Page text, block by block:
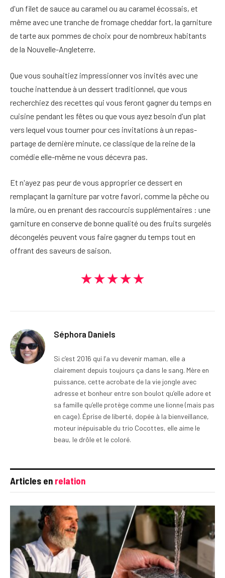
d'un filet de sauce au caramel ou au caramel écossais, et
même avec une tranche de fromage cheddar fort, la garniture
de tarte aux pommes de choix pour de nombreux habitants
de la Nouvelle-Angleterre.
Que vous souhaitiez impressionner vos invités avec une
touche inattendue à un dessert traditionnel, que vous
recherchiez des recettes qui vous feront gagner du temps en
cuisine pendant les fêtes ou que vous ayez besoin d'un plat
vers lequel vous tourner pour ces invitations à un repas-
partage de dernière minute, ce classique de la reine de la
comédie elle-même ne vous décevra pas.
Et n'ayez pas peur de vous approprier ce dessert en
remplaçant la garniture par votre favori, comme la pêche ou
la mûre, ou en prenant des raccourcis supplémentaires : une
garniture en conserve de bonne qualité ou des fruits surgelés
décongelés peuvent vous faire gagner du temps tout en
offrant des saveurs de saison.
★★★★★
Séphora Daniels
Si c’est 2016 qui l’a vu devenir maman, elle a
clairement depuis toujours ça dans le sang. Mère en
puissance, cette acrobate de la vie jongle avec
adresse et bonheur entre son boulot qu’elle adore et
sa famille qu’elle protège comme une lionne (mais pas
en cage). Éprise de liberté, dopée à la bienveillance,
moteur inépuisable du trio Cocottes, elle aime le
beau, le drôle et le coloré.
Articles en relation